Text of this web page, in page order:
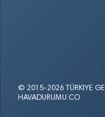
© 2015-2026 TÜRKIYE
HAVADURUMU.CO